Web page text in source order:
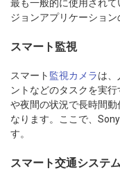
最も一般的に使用され
ジョンアプリケーション
スマート監視
スマート 監視カメラは、
ントなどのタスクを実
や夜間の状況で長時間
なります。ここで、
す。
スマート交通システ